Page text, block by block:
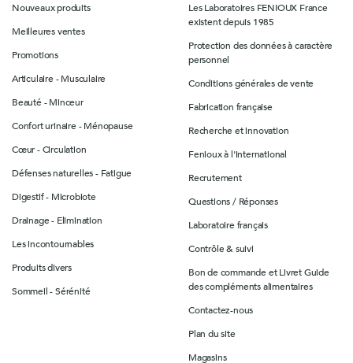
Nouveaux produits
Meilleures ventes
Promotions
Articulaire - Musculaire
Beauté - Minceur
Confort urinaire - Ménopause
Cœur - Circulation
Défenses naturelles - Fatigue
Digestif - Microbiote
Drainage - Elimination
Les incontournables
Produits divers
Sommeil - Sérénité
Les Laboratoires FENIOUX France
existent depuis 1985
Protection des données à caractère
personnel
Conditions générales de vente
Fabrication française
Recherche et innovation
Fenioux à l'international
Recrutement
Questions / Réponses
Laboratoire français
Contrôle & suivi
Bon de commande et Livret Guide
des compléments alimentaires
Contactez-nous
Plan du site
Magasins